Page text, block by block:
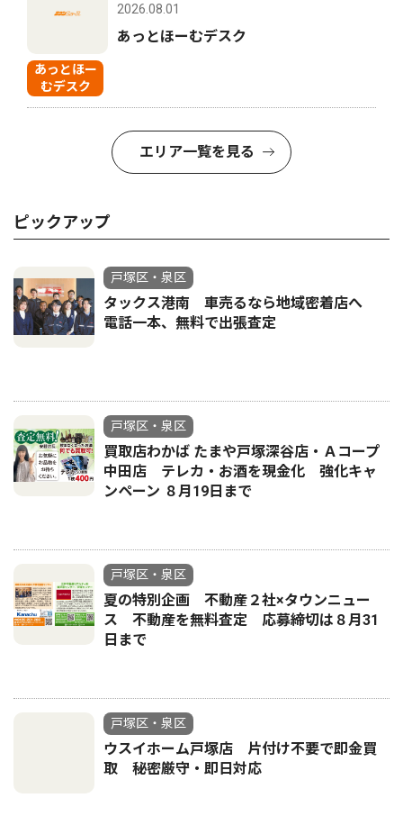
あっとほー
むデスク
2026.08.01
あっとほーむデスク
エリア一覧を見る
ピックアップ
戸塚区・泉区
タックス港南 車売るなら地域密着店へ
電話一本、無料で出張査定
戸塚区・泉区
買取店わかば たまや戸塚深谷店・Ａコープ
中田店 テレカ・お酒を現金化 強化キャ
ンペーン ８月19日まで
戸塚区・泉区
夏の特別企画 不動産２社×タウンニュー
ス 不動産を無料査定 応募締切は８月31
日まで
戸塚区・泉区
ウスイホーム戸塚店 片付け不要で即金買
取 秘密厳守・即日対応